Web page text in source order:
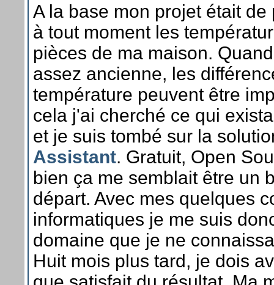
A la base mon projet était
à tout moment les
pièces de ma maison.
assez ancienne, les
température peuvent être
cela j'ai cherché ce qui
et je suis tombé sur la
Assistant. Gratuit, Open
bien ça me semblait être un
départ. Avec mes quelques
informatiques je me suis
domaine que je ne
Huit mois plus tard, je dois